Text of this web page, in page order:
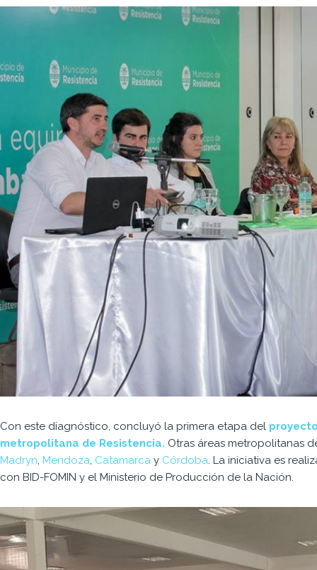
Con este diagnóstico, concluyó la primera etapa del
metropolitana de Resistencia. Otras áreas metropolitanas
Madryn, Mendoza, Catamarca y Córdoba. La iniciativa es
con BID-FOMIN y el Ministerio de Producción de la Nación.